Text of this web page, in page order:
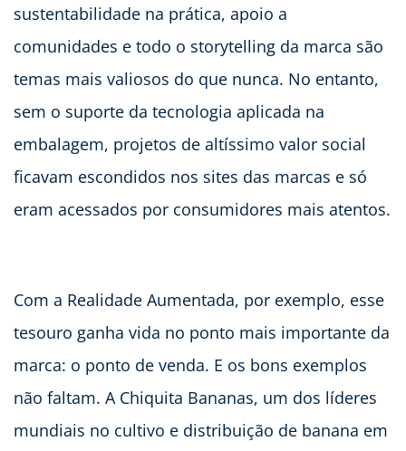
sustentabilidade na prática, apoio a
comunidades e todo o storytelling da marca são
temas mais valiosos do que nunca. No entanto,
sem o suporte da tecnologia aplicada na
embalagem, projetos de altíssimo valor social
ficavam escondidos nos sites das marcas e só
eram acessados por consumidores mais atentos.
Com a Realidade Aumentada, por exemplo, esse
tesouro ganha vida no ponto mais importante da
marca: o ponto de venda. E os bons exemplos
não faltam. A Chiquita Bananas, um dos líderes
mundiais no cultivo e distribuição de banana em